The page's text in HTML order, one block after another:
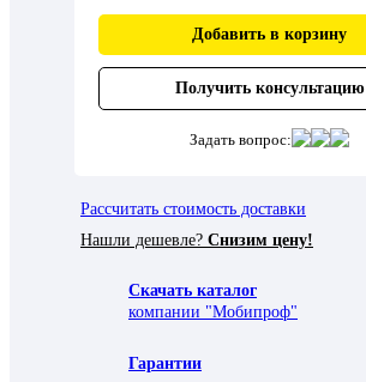
Добавить в корзину
Получить консультацию
Задать вопрос:
Рассчитать стоимость доставки
Нашли дешевле? Снизим цену!
Скачать каталог
компании "Мобипроф"
Гарантии